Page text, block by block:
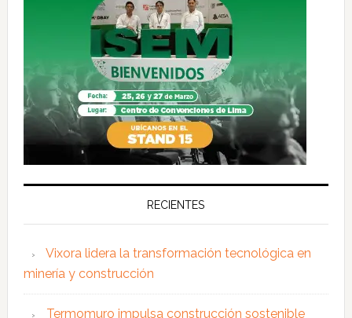
RECIENTES
Vixora lidera la transformación tecnológica en
minería y construcción
Termomuro impulsa construcción sostenible